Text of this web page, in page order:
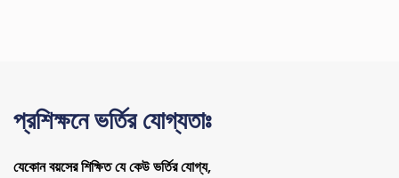
প্রশিক্ষনে ভর্তির যোগ্যতাঃ
যেকোন বয়সের শিক্ষিত যে কেউ ভর্তির যোগ্য,